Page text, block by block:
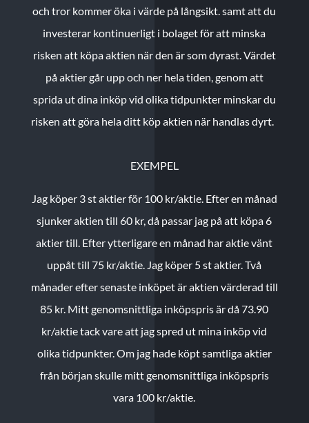
och tror kommer öka i värde på långsikt. samt att du
investerar kontinuerligt i bolaget för att minska
risken att köpa aktien när den är som dyrast. Värdet
på aktier går upp och ner hela tiden, genom att
sprida ut dina inköp vid olika tidpunkter minskar du
risken att göra hela ditt köp aktien när handlas dyrt.
EXEMPEL
Jag köper 3 st aktier för 100 kr/aktie. Efter en månad
sjunker aktien till 60 kr, då passar jag på att köpa 6
aktier till. Efter ytterligare en månad har aktie vänt
uppåt till 75 kr/aktie. Jag köper 5 st aktier.Två
månader efter senaste inköpet är aktien värderad till
85 kr. Mitt genomsnittliga inköpspris är då 73.90
kr/aktie tack vare att jag spred ut mina inköp vid
olika tidpunkter. Om jag hade köpt samtliga aktier
från början skulle mitt genomsnittliga inköpspris
vara 100 kr/aktie.